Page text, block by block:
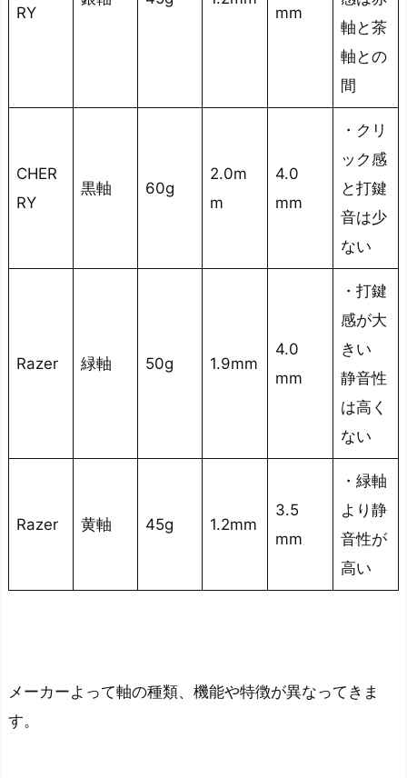
RY
mm
軸と茶
軸との
間
CHER
RY
黒軸 60g
2.0m
m
4.0
mm
・クリ
ック感
と打鍵
音は少
ない
Razer 緑軸 50g 1.9mm
4.0
mm
・打鍵
感が大
きい
静音性
は高く
ない
Razer 黄軸 45g 1.2mm
3.5
mm
・緑軸
より静
音性が
高い
メーカーよって軸の種類、機能や特徴が異なってきま
す。